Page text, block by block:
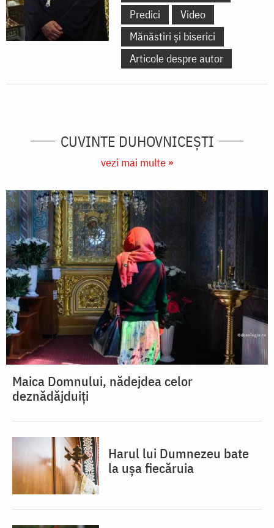
Predici
Video
Mănăstiri și biserici
Articole despre autor
CUVINTE DUHOVNICEȘTI
vezi mai multe »
Maica Domnului, nădejdea celor
deznădăjduiți
Harul lui Dumnezeu bate
la ușa fiecăruia